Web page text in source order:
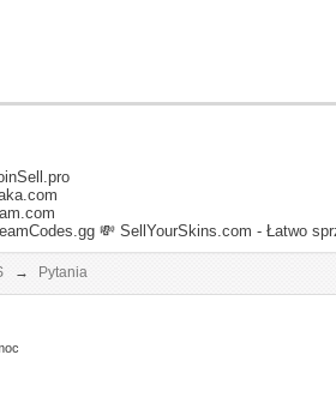
💸 SellYourSkins.com - Łatwo
→ Pytania